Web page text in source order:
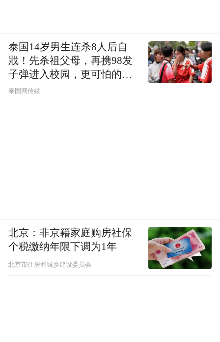
泰国14岁男生连杀8人后自
戕！先杀祖父母，再携98发
子弹进入校园，更可怕的细
节公布了
泰国网传媒
北京：非京籍家庭购房社保
个税缴纳年限下调为1年
北京市住房和城乡建设委员会